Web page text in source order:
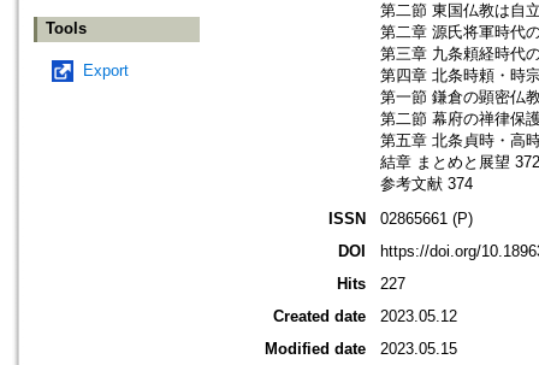
Tools
Export
第二節 東国仏教は自
第二章 源氏将軍時代
第三章 九条頼経時代
第四章 北条時頼・時
第一節 鎌倉の顕密仏
第二節 幕府の禅律保
第五章 北条貞時・高
結章 まとめと展望 372
参考文献 374
ISSN
02865661 (P)
DOI
https://doi.org/
Hits
227
Created date
2023.05.12
Modified date
2023.05.15